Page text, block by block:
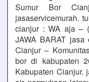
Sumur Bor
jasaservicemurah.
cianjur : WA aja –
JAWA BARAT
Cianjur –
bor di kabupaten
Kabupaten Cianjur.